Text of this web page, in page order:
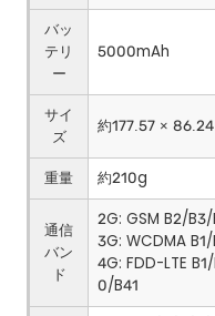
バッ
テリ
ー
5000mAh
サイ
ズ
約177.57 ×
重量 約210g
通信
バン
ド
2G: GSM B2/
3G: WCDMA
4G: FDD-LTE
0/B41